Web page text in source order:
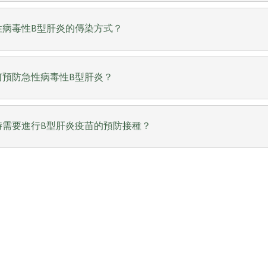
毒性B型肝炎的傳染方式？
防急性病毒性B型肝炎？
要進行B型肝炎疫苗的預防接種？